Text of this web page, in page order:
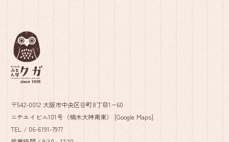
〒542-0012 大阪市中央区谷町8丁目1−60
ニチエイビル101号（楠木大神南東） [Google Maps]
TEL / 06-6191-7977